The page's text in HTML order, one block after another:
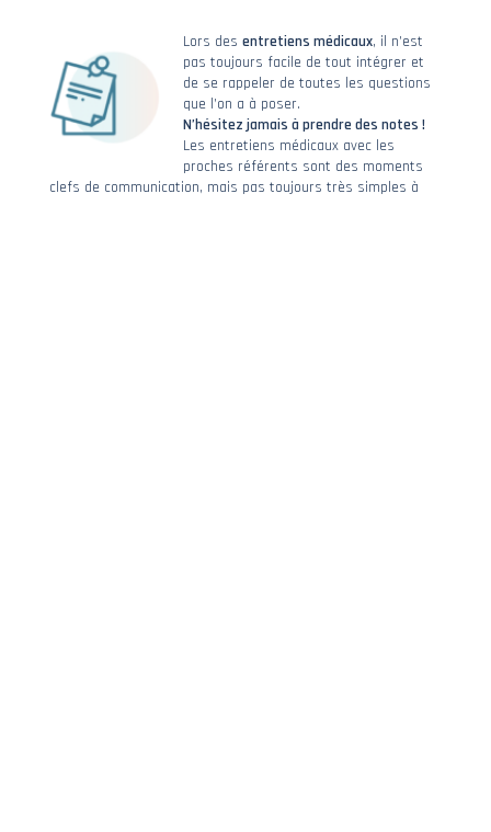
Lors desentretiens médicaux, il n’est
pas toujours facile de tout intégrer et
de se rappeler de toutes les questions
que l’on a à poser.
N’hésitez jamais à prendre des notes !
Les entretiens médicaux avec les
proches référents sont des moments
clefs de communication, mais pas toujours très simples à